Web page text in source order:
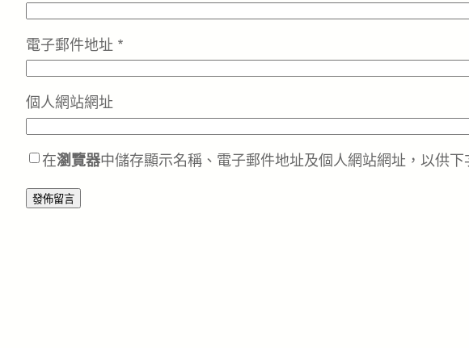
電子郵件地址 *
個人網站網址
在瀏覽器中儲存顯示名稱、電子郵件地址及個人網站網址，以供下